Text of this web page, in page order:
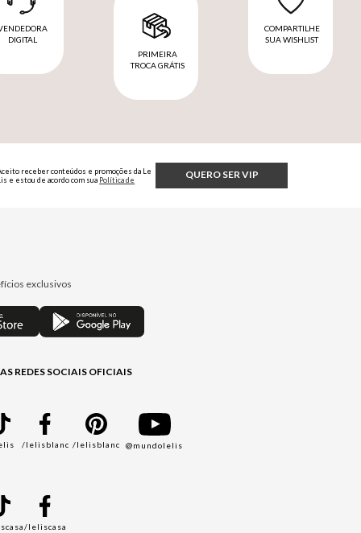
DIGITAL
PRIMEIRA
TROCA GRÁTIS
COMPARTILHE
SUA WISHLIST
QUERO SER VIP
receber conteúdos e promoções da Le
e estou de acordo com sua Política de
exclusivos
REDES SOCIAIS OFICIAIS
/lelisblanc /lelisblanc @mundolelis
/leliscasa